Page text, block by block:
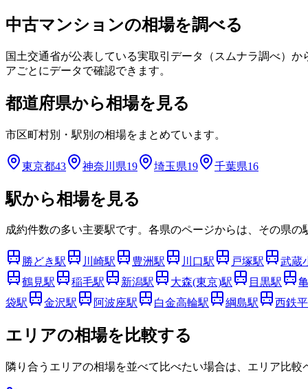
中古マンションの相場を調べる
国土交通省が公表している実取引データ（スムナラ調べ）
アごとにデータで確認できます。
都道府県から相場を見る
市区町村別・駅別の相場をまとめています。
東京都43 神奈川県19 埼玉県19 千葉県16
駅から相場を見る
成約件数の多い主要駅です。各県のページからは、その県の
勝どき駅 川崎駅 豊洲駅 川口駅 戸塚駅
武蔵
鶴見駅 稲毛駅 新潟駅 大森(東京)駅 目黒駅
袋駅 金沢駅 阿波座駅 白金高輪駅 綱島駅 西鉄
エリアの相場を比較する
隣り合うエリアの相場を並べて比べたい場合は、エリア比較